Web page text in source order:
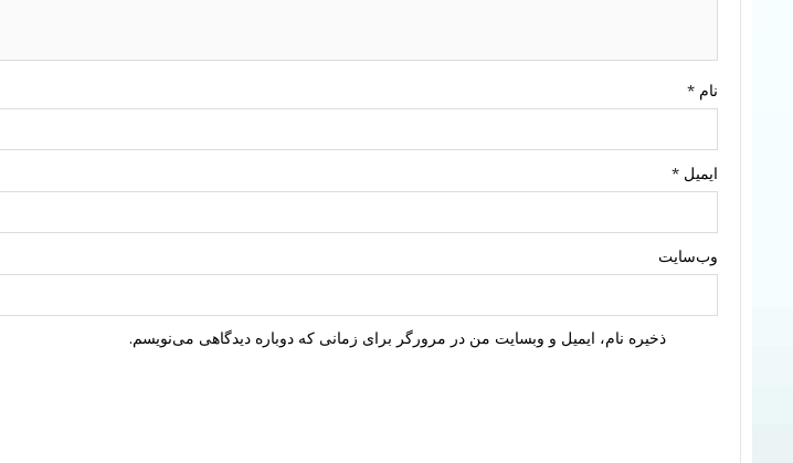
نام *
ایمیل *
وب‌سایت
ذخیره نام، ایمیل و وبسایت من در مرورگر برای زمانی که دوباره دیدگاهی می‌نویسم.